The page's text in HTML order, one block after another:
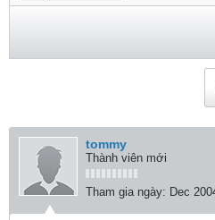
tommy
Thành viên mới
Tham gia ngày: Dec